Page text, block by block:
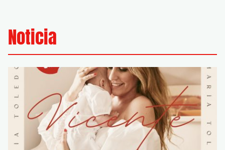
Noticia